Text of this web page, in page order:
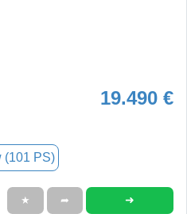
19.490 €
(101 PS)
★ ➦ ➜